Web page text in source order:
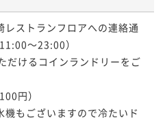
レストランフロアへの連絡通
～23:00）
だけるコインランドリーをご
円）
機もございますので冷たいド